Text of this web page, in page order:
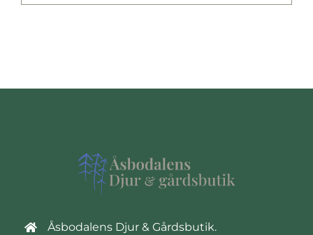
Åsbodalens Djur & Gårdsbutik.